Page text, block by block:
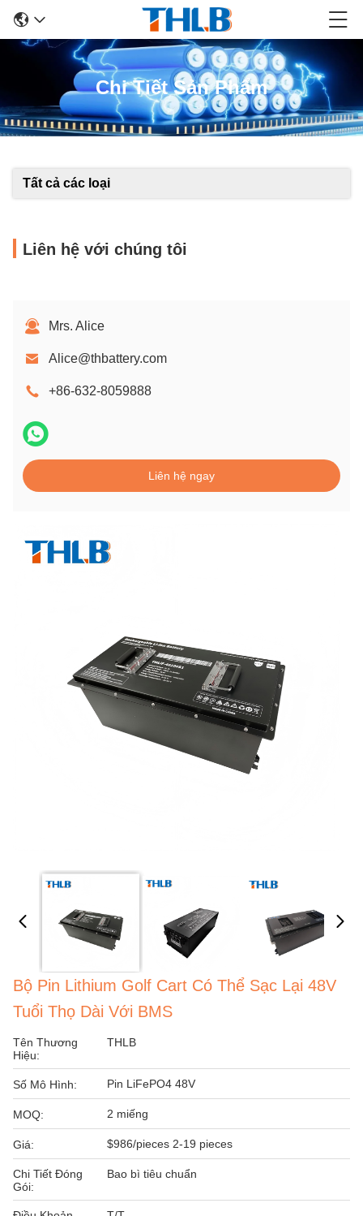
Chi Tiết Sản Phẩm
Tất cả các loại
Liên hệ với chúng tôi
Mrs. Alice
Alice@thbattery.com
+86-632-8059888
Liên hệ ngay
Bộ Pin Lithium Golf Cart Có Thể Sạc Lại 48V
Tuổi Thọ Dài Với BMS
Tên Thương
Hiệu:
THLB
Số Mô Hình: Pin LiFePO4 48V
MOQ: 2 miếng
Giá: $986/pieces 2-19 pieces
Chi Tiết Đóng
Gói:
Bao bì tiêu chuẩn